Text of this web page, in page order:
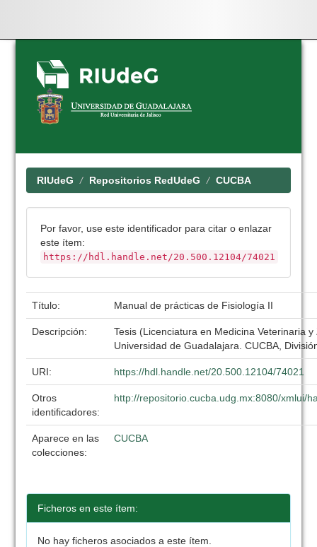
Skip
navigation
RIUdeG Repositorios RedUdeG CUCBA
Por favor, use este identificador para citar o enlazar
este ítem:
https://hdl.handle.net/20.500.12104/74021
Título: Manual de prácticas de Fisiología II
Descripción:
Tesis (Licenciatura en Medicina Veterinaria
Universidad de Guadalajara. CUCBA,
URI: https://hdl.handle.net/20.500.12104/74021
Otros
identificadores:
http://repositorio.cucba.udg.mx:8080/xmlui/
Aparece en las
colecciones:
CUCBA
Ficheros en este ítem:
No hay ficheros asociados a este ítem.